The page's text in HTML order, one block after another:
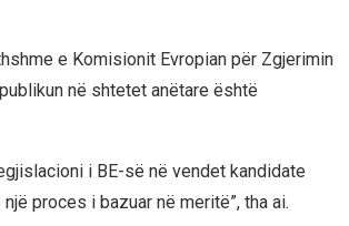
e Komisionit Evropian për Zgjerimin
në shtetet anëtare është
i BE-së në vendet kandidate
proces i bazuar në meritë”, tha ai.